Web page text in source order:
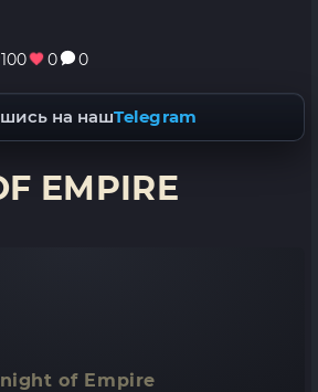
100 0 0
на нашTelegram
EMPIRE
of Empire